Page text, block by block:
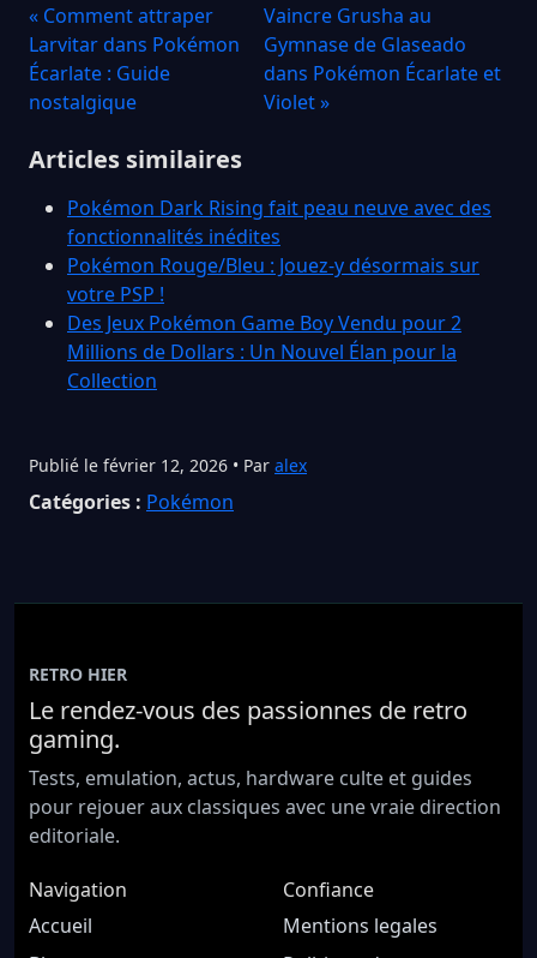
« Comment attraper
Larvitar dans Pokémon
Écarlate : Guide
nostalgique
Vaincre Grusha au
Gymnase de Glaseado
dans Pokémon Écarlate et
Violet »
Articles similaires
Pokémon Dark Rising fait peau neuve avec des
fonctionnalités inédites
Pokémon Rouge/Bleu : Jouez-y désormais sur
votre PSP !
Des Jeux Pokémon Game Boy Vendu pour 2
Millions de Dollars : Un Nouvel Élan pour la
Collection
Publié le février 12, 2026 • Par alex
Catégories : Pokémon
RETRO HIER
Le rendez-vous des passionnes de retro
gaming.
Tests, emulation, actus, hardware culte et guides
pour rejouer aux classiques avec une vraie direction
editoriale.
Navigation
Accueil
Confiance
Mentions legales